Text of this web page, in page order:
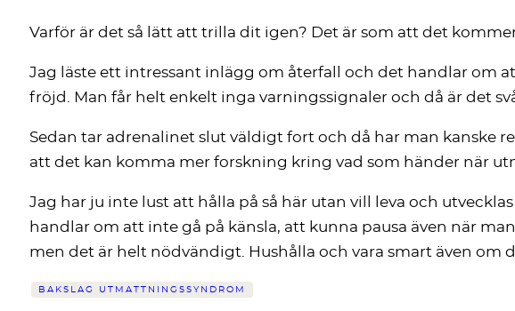
Varför är det så lätt att trilla dit igen? Det är som att det
Jag läste ett intressant inlägg om återfall och det handlar om
fröjd. Man får helt enkelt inga varningssignaler och då är det
Sedan tar adrenalinet slut väldigt fort och då har man kanske
att det kan komma mer forskning kring vad som händer när
Jag har ju inte lust att hålla på så här utan vill leva och
handlar om att inte gå på känsla, att kunna pausa även när
men det är helt nödvändigt. Hushålla och vara smart även om
BAKSLAG UTMATTNINGSSYNDROM